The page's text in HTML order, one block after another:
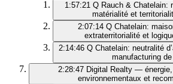
1:57:21 Q Rauch & Chatelain:
matérialité et
2:07:14 Q Chatelain:
extraterritorialité et
2:14:46 Q Chatelain: neutralité
manufacturing
2:28:47 Digital Realty —
environnementaux et